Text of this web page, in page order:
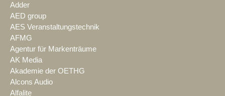
Adder
AED group
AES Veranstaltungstechnik
AFMG
Agentur für Markenträume
AK Media
Akademie der OETHG
Alcons Audio
Alfalite